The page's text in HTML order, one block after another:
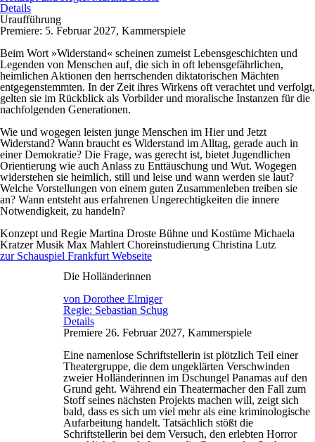
Details
Uraufführung
Premiere: 5. Februar 2027, Kammerspiele
Beim Wort »Widerstand« scheinen zumeist Lebensgeschichten und
Legenden von Menschen auf, die sich in oft lebensgefährlichen,
heimlichen Aktionen den herrschenden diktatorischen Mächten
entgegenstemmten. In der Zeit ihres Wirkens oft verachtet und verfolgt,
gelten sie im Rückblick als Vorbilder und moralische Instanzen für die
nachfolgenden Generationen.
Wie und wogegen leisten junge Menschen im Hier und Jetzt
Widerstand? Wann braucht es Widerstand im Alltag, gerade auch in
einer Demokratie? Die Frage, was gerecht ist, bietet Jugendlichen
Orientierung wie auch Anlass zu Enttäuschung und Wut. Wogegen
widerstehen sie heimlich, still und leise und wann werden sie laut?
Welche Vorstellungen von einem guten Zusammenleben treiben sie
an? Wann entsteht aus erfahrenen Ungerechtigkeiten die innere
Notwendigkeit, zu handeln?
Konzept und Regie Martina Droste Bühne und Kostüme Michaela
KratzerMusik Max Mahlert Choreinstudierung Christina Lutz
zur Schauspiel Frankfurt Webseite
Die Holländerinnen
von Dorothee Elmiger
Regie: Sebastian Schug
Details
Premiere 26. Februar 2027, Kammerspiele
Eine namenlose Schriftstellerin ist plötzlich Teil einer
Theatergruppe, die dem ungeklärten Verschwinden
zweier Holländerinnen im Dschungel Panamas auf den
Grund geht. Während ein Theatermacher den Fall zum
Stoff seines nächsten Projekts machen will, zeigt sich
bald, dass es sich um viel mehr als eine kriminologische
Aufarbeitung handelt. Tatsächlich stößt die
Schriftstellerin bei dem Versuch, den erlebten Horror